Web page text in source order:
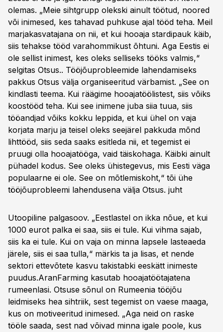
olemas. „Meie sihtgrupp olekski ainult töötud, noored
või inimesed, kes tahavad puhkuse ajal tööd teha. Meil
marjakasvatajana on nii, et kui hooaja stardipauk käib,
siis tehakse tööd varahommikust õhtuni. Aga Eestis ei
ole sellist inimest, kes oleks selliseks tööks valmis,“
selgitas Otsus.. Tööjõuprobleemide lahendamiseks
pakkus Otsus välja organiseeritud värbamist. „See on
kindlasti teema. Kui räägime hooajatöölistest, siis võiks
koostööd teha. Kui see inimene juba siia tuua, siis
tööandjad võiks kokku leppida, et kui ühel on vaja
korjata marju ja teisel oleks seejärel pakkuda mõnd
lihttööd, siis seda saaks esitleda nii, et tegemist ei
pruugi olla hooajatööga, vaid täiskohaga. Käibki ainult
pühadel kodus. See oleks ühistegevus, mis Eesti väga
populaarne ei ole. See on mõtlemiskoht,“ tõi ühe
tööjõuprobleemi lahendusena välja Otsus. juht
Utoopiline palgasoov. „Eestlastel on ikka nõue, et kui
1000 eurot palka ei saa, siis ei tule. Kui vihma sajab,
siis ka ei tule. Kui on vaja on minna lapsele lasteaeda
järele, siis ei saa tulla,“ märkis ta ja lisas, et nende
sektori ettevõtete kasvu takistabki eeskätt inimeste
puudus.AranFarming kasutab hooajatöötajatena
rumeenlasi. Otsuse sõnul on Rumeenia tööjõu
leidmiseks hea sihtriik, sest tegemist on vaese maaga,
kus on motiveeritud inimesed. „Aga neid on raske
tööle saada, sest nad võivad minna igale poole, kus